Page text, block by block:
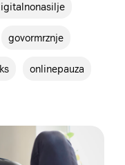
govormrznje
onlinepauza